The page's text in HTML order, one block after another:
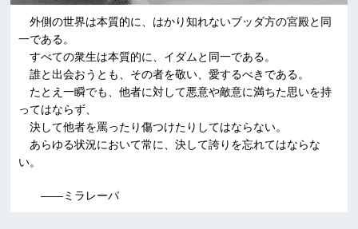
外側の世界は本質的に、はかり知れないブッダ方の宮殿と同
一である。
すべての衆生は本質的に、イダムと同一である。
誰と出会おうとも、その者を敬い、愛するべきである。
たとえ一瞬でも、他者に対して悪意や敵意に満ちた思いを持
ってはならず、
決して他者を罵ったり傷つけたりしてはならない。
あらゆる状況において常に、決して誇りを忘れてはならな
い。
――ミラレーパ